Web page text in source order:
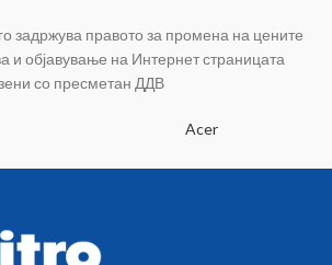
- RED
240 mm /
lenght:
400 x 190
Front
you can
задржува правото за промена на цените
и објавување на Интернет страницата
со пресметан ДДВ
Acer